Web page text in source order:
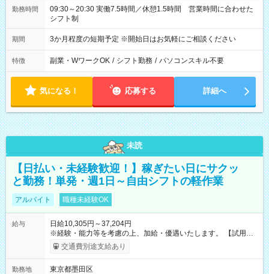
勤務時間
09:30～20:30 実働7.5時間／休憩1.5時間 営業時間に合わせた
シフト制
期間 3か月程度の短期予定 ※開始日はお気軽にご相談ください
特徴 副業・WワークOK / シフト勤務 / パソコンスキル不要
気になる！ 応募する 詳細へ
未読
【日払い・未経験歓迎！】稼ぎたい日にサクッ
と勤務！単発・週1日～自由シフトの軽作業
アルバイト 職種未経験OK
給与
日給10,305円～37,204円
※経験・能力等を考慮の上、加給・優遇いたします。 【試用期
間】試用期間なし
交通費別途支給あり
勤務地
東京都墨田区